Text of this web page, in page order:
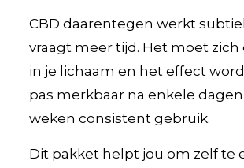
CBD daarentegen werkt
vraagt meer tijd. Het moet
in je lichaam en het effect
pas merkbaar na enkele
weken consistent gebruik.
Dit pakket helpt jou om zelf te